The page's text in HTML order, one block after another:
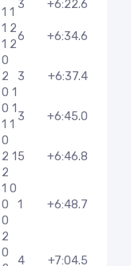
1 1
3 +6:22.6
1 2
1 2
6 +6:34.6
0
2
0 1
3 +6:37.4
0 1
1 1
3 +6:45.0
0
2 1
2
5 +6:46.8
1 0
0
0
1 +6:48.7
2
0
4 +7:04.5